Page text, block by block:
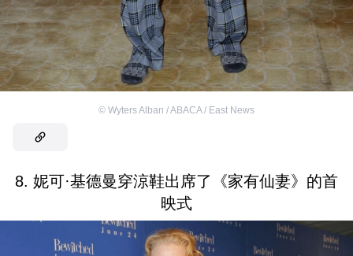
© Wyters Alban / ABACA / East News
8. 妮可·基德曼穿涼鞋出席了《家有仙妻》的首
映式